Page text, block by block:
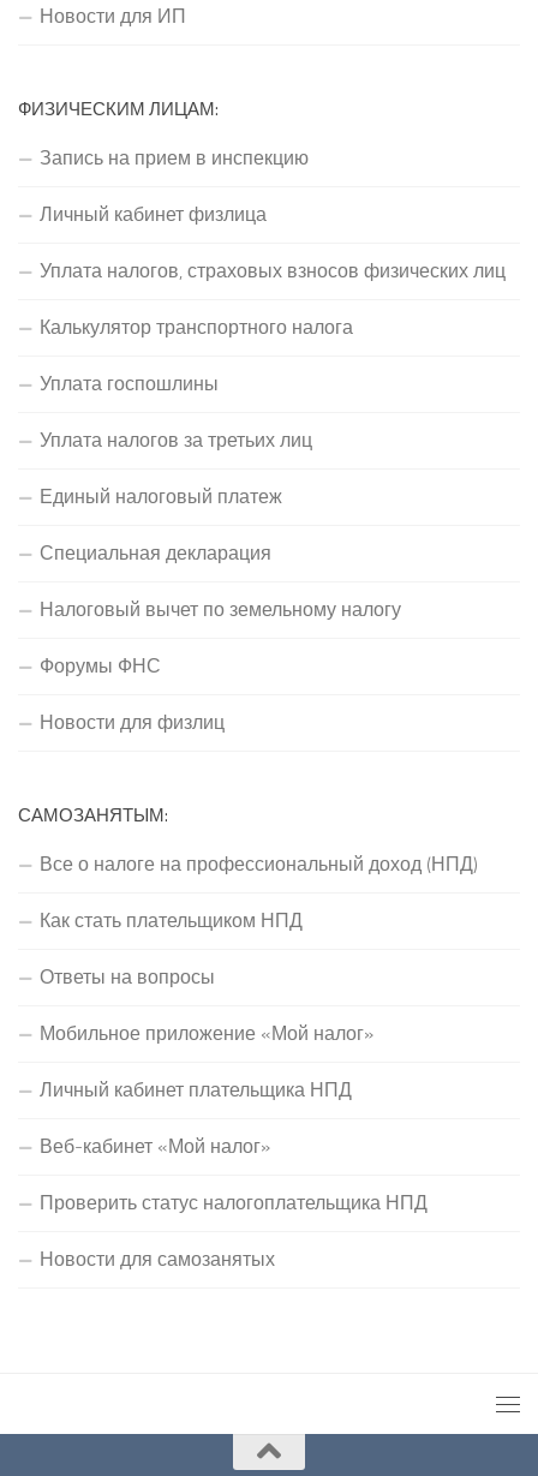
Новости для ИП
ФИЗИЧЕСКИМ ЛИЦАМ:
Запись на прием в инспекцию
Личный кабинет физлица
Уплата налогов, страховых взносов физических лиц
Калькулятор транспортного налога
Уплата госпошлины
Уплата налогов за третьих лиц
Единый налоговый платеж
Специальная декларация
Налоговый вычет по земельному налогу
Форумы ФНС
Новости для физлиц
САМОЗАНЯТЫМ:
Все о налоге на профессиональный доход (НПД)
Как стать плательщиком НПД
Ответы на вопросы
Мобильное приложение «Мой налог»
Личный кабинет плательщика НПД
Веб-кабинет «Мой налог»
Проверить статус налогоплательщика НПД
Новости для самозанятых